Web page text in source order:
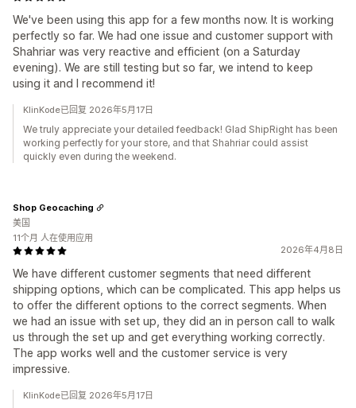
We've been using this app for a few months now. It is working
perfectly so far. We had one issue and customer support with
Shahriar was very reactive and efficient (on a Saturday
evening). We are still testing but so far, we intend to keep
using it and I recommend it!
KlinKode已回复 2026年5月17日
We truly appreciate your detailed feedback! Glad ShipRight has been
working perfectly for your store, and that Shahriar could assist
quickly even during the weekend.
2026年4月8日
We have different customer segments that need different
shipping options, which can be complicated. This app helps us
to offer the different options to the correct segments. When
we had an issue with set up, they did an in person call to walk
us through the set up and get everything working correctly.
The app works well and the customer service is very
impressive.
Shop Geocaching
美国
11个月 人在使用应用
KlinKode已回复 2026年5月17日